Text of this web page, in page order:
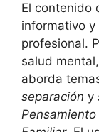
El contenido
informativo
profesional.
salud
aborda
separación y